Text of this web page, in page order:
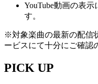
YouTube動画の表示
す。
※対象楽曲の最新の配信
ービスにて十分にご確認
PICK UP